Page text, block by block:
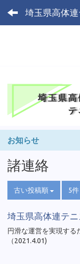
埼玉県高体
お知らせ
諸連絡
古い投稿順 5件
埼玉県高体連テ
円滑な運営を実現する
（2021.4.01)